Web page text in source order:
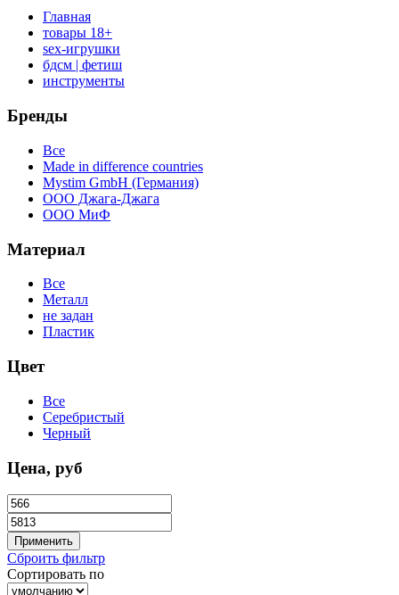
Главная
товары 18+
sex-игрушки
бдсм | фетиш
инструменты
Бренды
Все
Made in difference countries
Mystim GmbH (Германия)
ООО Джага-Джага
ООО МиФ
Материал
Все
Металл
не задан
Пластик
Цвет
Все
Серебристый
Черный
Цена, руб
Сброить фильтр
Сортировать по